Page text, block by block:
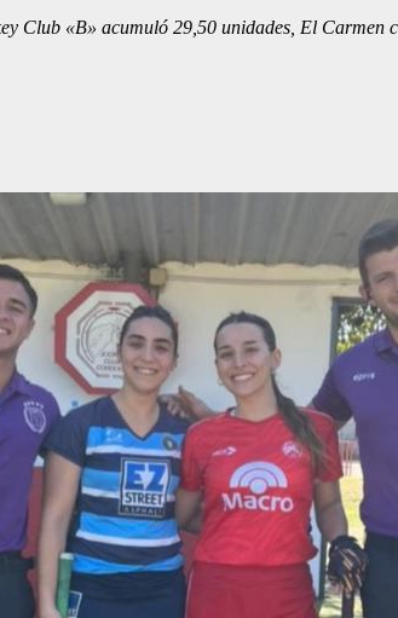
Club «B» acumuló 29,50 unidades, El